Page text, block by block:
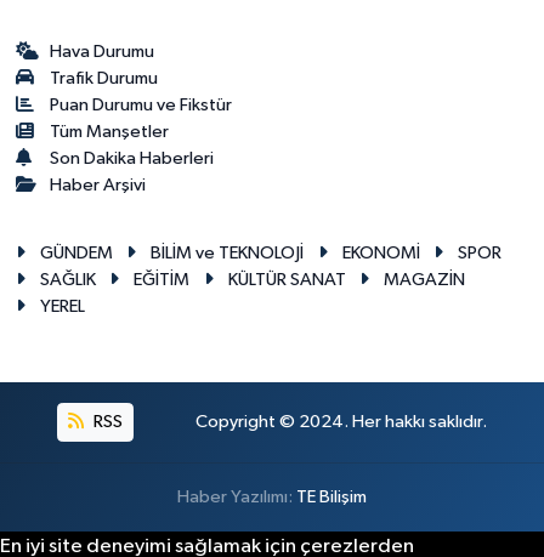
Hava Durumu
Trafik Durumu
Puan Durumu ve Fikstür
Tüm Manşetler
Son Dakika Haberleri
Haber Arşivi
GÜNDEM BİLİM ve TEKNOLOJİ EKONOMİ
SPOR
SAĞLIK
EĞİTİM KÜLTÜR SANAT
MAGAZİN
YEREL
RSS Copyright © 2024. Her hakkı saklıdır.
Haber Yazılımı: TE Bilişim
En iyi site deneyimi sağlamak için çerezlerden